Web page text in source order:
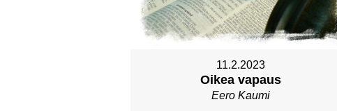
11.2.2023
Oikea vapaus
Eero Kaumi